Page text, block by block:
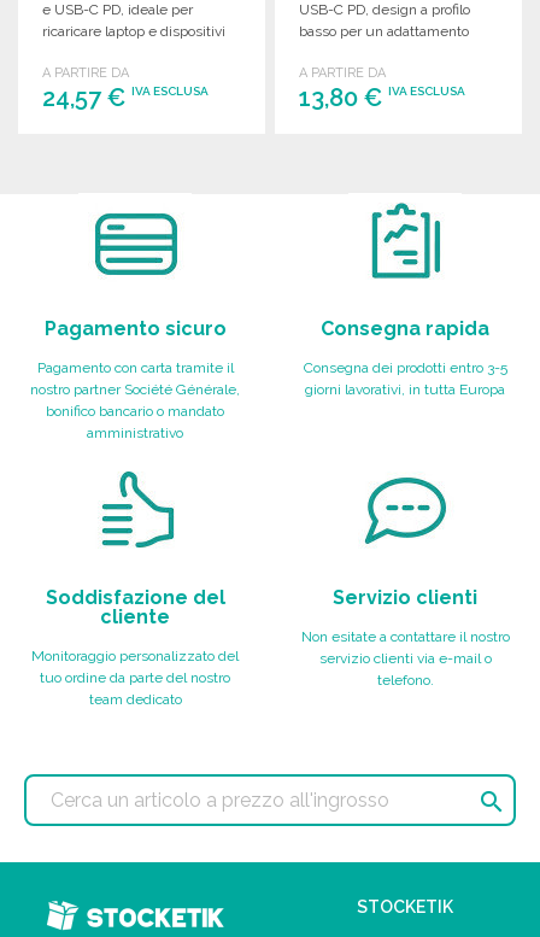
e USB-C PD, ideale per
ricaricare laptop e dispositivi
A PARTIRE DA
24,57 € IVA ESCLUSA
USB-C PD, design a profilo
basso per un adattamento
A PARTIRE DA
13,80 € IVA ESCLUSA
Pagamento sicuro
Pagamento con carta tramite il
nostro partner Société Générale,
bonifico bancario o mandato
amministrativo
Consegna rapida
Consegna dei prodotti entro 3-5
giorni lavorativi, in tutta Europa
Soddisfazione del
cliente
Monitoraggio personalizzato del
tuo ordine da parte del nostro
team dedicato
Servizio clienti
Non esitate a contattare il nostro
servizio clienti via e-mail o
telefono.

STOCKETIK